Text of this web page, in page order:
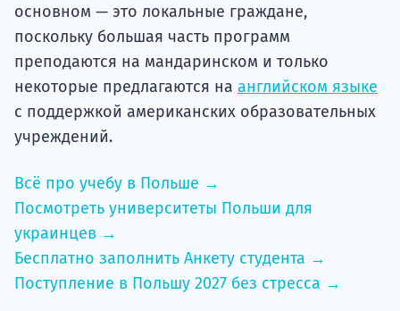
основном — это локальные граждане,
поскольку большая часть программ
преподаются на мандаринском и только
некоторые предлагаются на английском языке
с поддержкой американских образовательных
учреждений.
Всё про учебу в Польше →
Посмотреть университеты Польши для
украинцев →
Бесплатно заполнить Анкету студента →
Поступление в Польшу 2027 без стресса →